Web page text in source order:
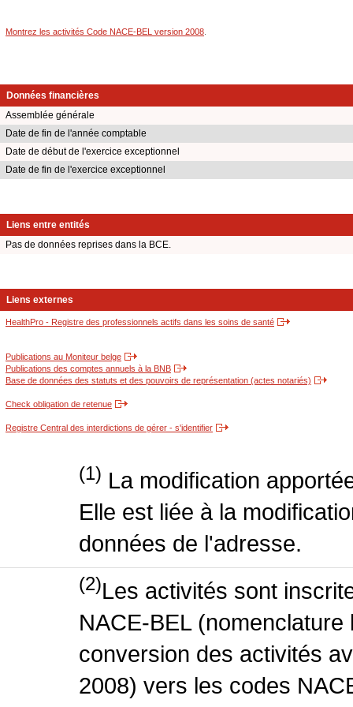
Montrez les activités Code NACE-BEL version 2008
Données financières
Assemblée générale
Date de fin de l'année comptable
Date de début de l'exercice exceptionnel
Date de fin de l'exercice exceptionnel
Liens entre entités
Pas de données reprises dans la BCE.
Liens externes
HealthPro - Registre des professionnels actifs dans les soins de santé
Publications au Moniteur belge
Publications des comptes annuels à la BNB
Base de données des statuts et des pouvoirs de représentation (actes notariés)
Check obligation de retenue
Registre Central des interdictions de gérer - s'identifier
(1) La modification
Elle est liée à la
données de l'adresse.
(2)Les activités sont
NACE-BEL
conversion des activités
2008) vers les codes